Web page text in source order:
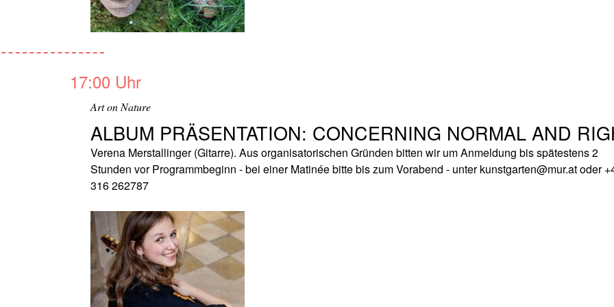
17:00 Uhr
Art on Nature
ALBUM PRÄSENTATION: CONCERNING NORMAL AND
Verena Merstallinger (Gitarre). Aus organisatorischen Gründen bitten wir um Anmeldung bis spätestens 2
Stunden vor Programmbeginn - bei einer Matinée bitte bis zum Vorabend - unter kunstgarten@mur.at oder
316 262787